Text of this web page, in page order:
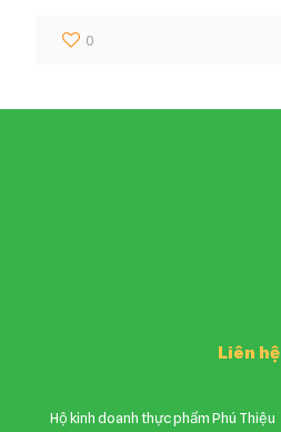
0
Liên hệ
Hộ kinh doanh thực phẩm Phú Thiệu